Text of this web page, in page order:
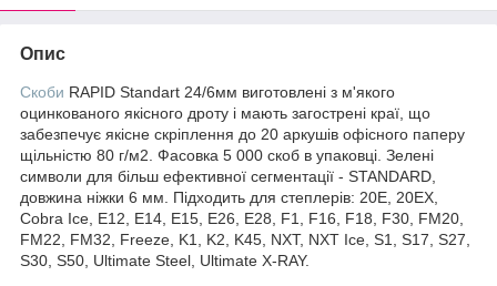
Опис
Скоби RAPID Standart 24/6мм виготовлені з м'якого
оцинкованого якісного дроту і мають загострені краї, що
забезпечує якісне скріплення до 20 аркушів офісного паперу
щільністю 80 г/м2. Фасовка 5 000 скоб в упаковці. Зелені
символи для більш ефективної сегментації - STANDARD,
довжина ніжки 6 мм. Підходить для степлерів: 20E, 20EX,
Cobra Ice, E12, E14, E15, E26, E28, F1, F16, F18, F30, FM20,
FM22, FM32, Freeze, K1, K2, K45, NXT, NXT Ice, S1, S17, S27,
S30, S50, Ultimate Steel, Ultimate X-RAY.